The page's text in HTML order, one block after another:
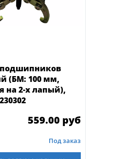
(БМ: 100 мм,
на 2-х лапый),
559.00 руб
Под заказ